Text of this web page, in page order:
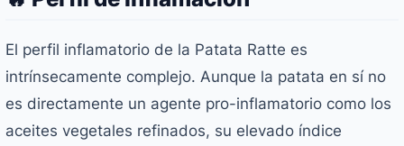
El perfil inflamatorio de la Patata Ratte es
intrínsecamente complejo. Aunque la patata en sí no
es directamente un agente pro-inflamatorio como los
aceites vegetales refinados, su elevado índice